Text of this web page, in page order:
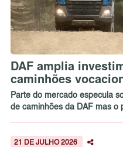
DAF amplia
caminhões
Parte do mercado especula
de caminhões da DAF mas o
21 DE JULHO 2026